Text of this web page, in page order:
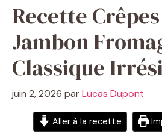
Recette
Jambon
Classique
juin 2, 2026 parLucas Dupont
Aller à la recette